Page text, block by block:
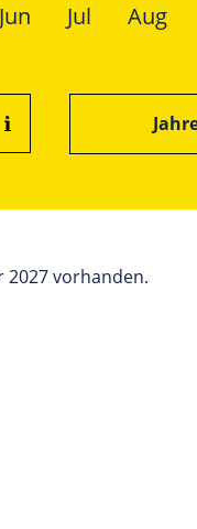
Jun Jul Aug
2027 vorhanden.